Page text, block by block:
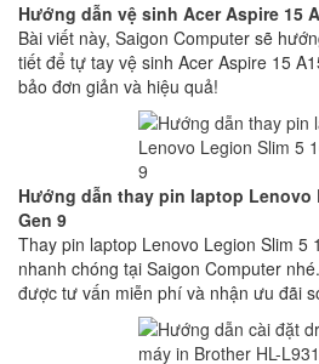
Hướng dẫn vệ sinh Acer Aspire 15
Bài viết này, Saigon Computer sẽ
tiết để tự tay vệ sinh Acer Aspire 15
bảo đơn giản và hiệu quả!
Hướng dẫn thay pin laptop Lenovo
Gen 9
Thay pin laptop Lenovo Legion Slim 5
nhanh chóng tại Saigon Computer
được tư vấn miễn phí và nhận ưu đãi